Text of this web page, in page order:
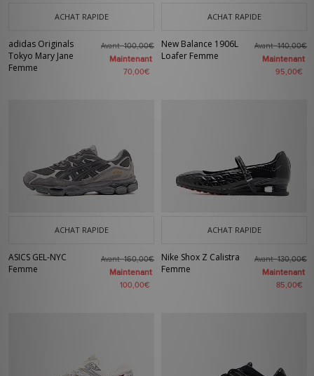
ACHAT RAPIDE
adidas Originals
Tokyo Mary Jane
Femme
Avant100,00€
Maintenant
70,00€
ACHAT RAPIDE
New Balance 1906L
Loafer Femme
Avant140,00€
Maintenant
95,00€
ACHAT RAPIDE
ASICS GEL-NYC
Femme
Avant160,00€
Maintenant
100,00€
ACHAT RAPIDE
Nike Shox Z Calistra
Femme
Avant130,00€
Maintenant
85,00€